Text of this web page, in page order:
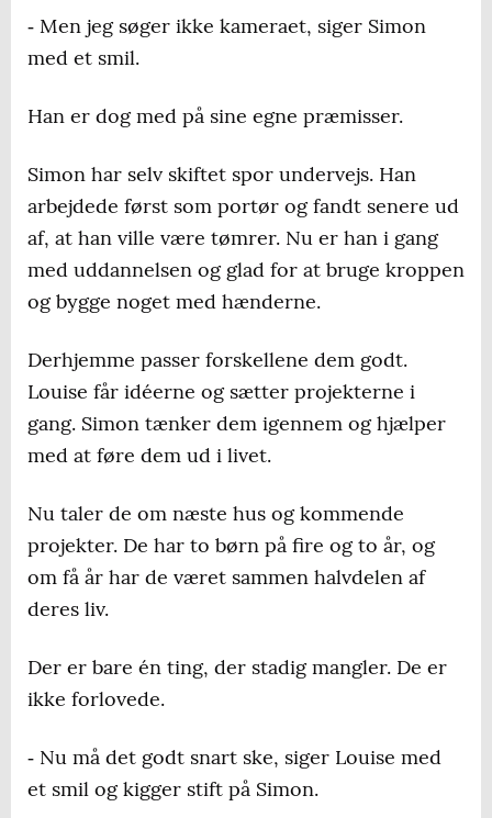
‐ Men jeg søger ikke kameraet, siger Simon
med et smil.
Han er dog med på sine egne præmisser.
Simon har selv skiftet spor undervejs. Han
arbejdede først som portør og fandt senere ud
af, at han ville være tømrer. Nu er han i gang
med uddannelsen og glad for at bruge kroppen
og bygge noget med hænderne.
Derhjemme passer forskellene dem godt.
Louise får idéerne og sætter projekterne i
gang. Simon tænker dem igennem og hjælper
med at føre dem ud i livet.
Nu taler de om næste hus og kommende
projekter. De har to børn på fire og to år, og
om få år har de været sammen halvdelen af
deres liv.
Der er bare én ting, der stadig mangler. De er
ikke forlovede.
‐ Nu må det godt snart ske, siger Louise med
et smil og kigger stift på Simon.